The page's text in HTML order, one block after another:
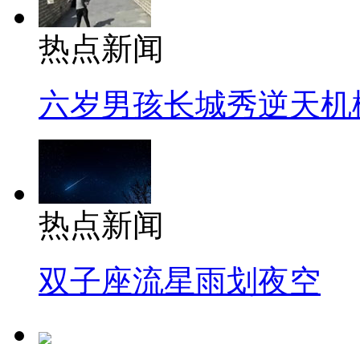
热点新闻
六岁男孩长城秀逆天机
热点新闻
双子座流星雨划夜空